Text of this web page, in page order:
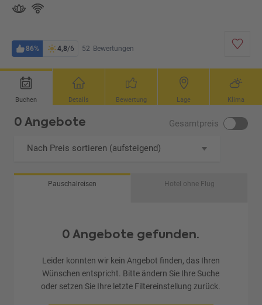
86% 4,8/6 52 Bewertungen
Buchen Details Bewertung Lage Klima
0 Angebote Gesamtpreis
Nach Preis sortieren (aufsteigend)
Pauschalreisen Hotel ohne Flug
0 Angebote gefunden.
Leider konnten wir kein Angebot finden, das Ihren
Wünschen entspricht. Bitte ändern Sie Ihre Suche
oder setzen Sie Ihre letzte Filtereinstellung zurück.